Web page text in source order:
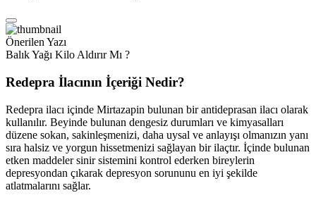
Önerilen Yazı
Balık Yağı Kilo Aldırır Mı ?
Redepra İlacının İçeriği Nedir?
Redepra ilacı içinde Mirtazapin bulunan bir antideprasan ilacı olarak
kullanılır. Beyinde bulunan dengesiz durumları ve kimyasalları
düzene sokan, sakinleşmenizi, daha uysal ve anlayışı olmanızın yanı
sıra halsiz ve yorgun hissetmenizi sağlayan bir ilaçtır. İçinde bulunan
etken maddeler sinir sistemini kontrol ederken bireylerin
depresyondan çıkarak depresyon sorununu en iyi şekilde
atlatmalarını sağlar.